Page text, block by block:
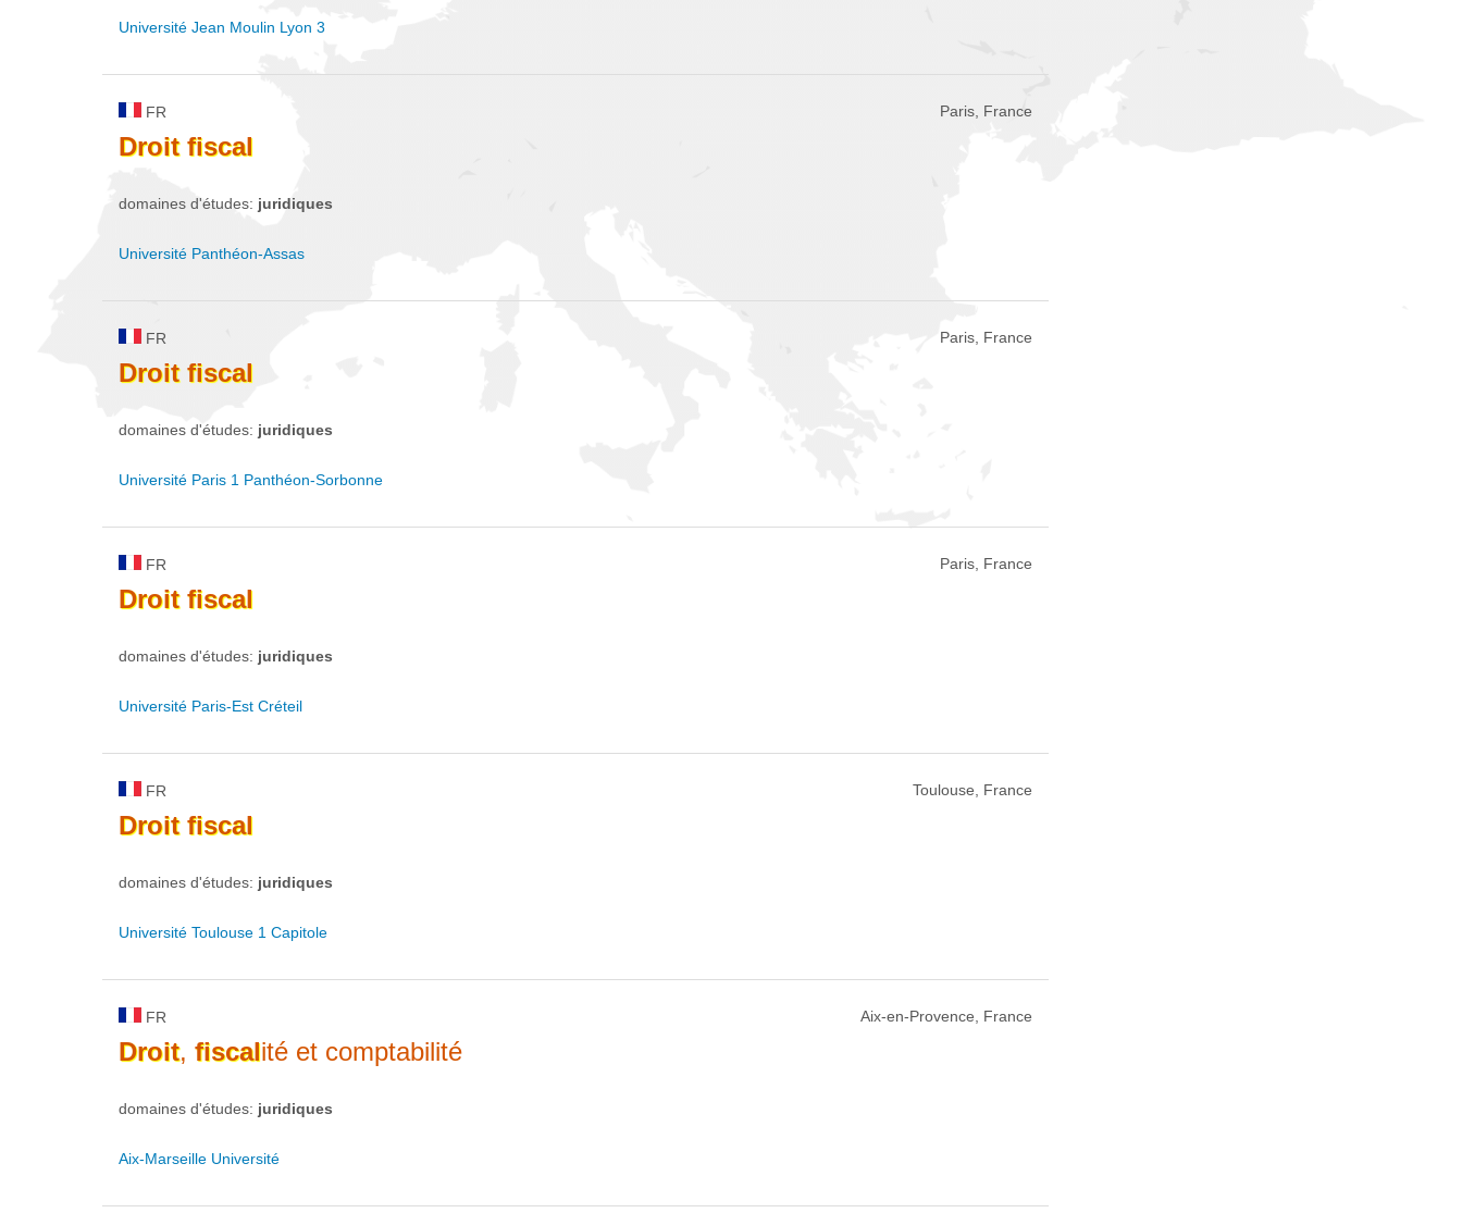
Université Jean Moulin Lyon 3
FR Paris, France
Droit fiscal
domaines d'études: juridiques
Université Panthéon-Assas
FR Paris, France
Droit fiscal
domaines d'études: juridiques
Université Paris 1 Panthéon-Sorbonne
FR Paris, France
Droit fiscal
domaines d'études: juridiques
Université Paris-Est Créteil
FR Toulouse, France
Droit fiscal
domaines d'études: juridiques
Université Toulouse 1 Capitole
FR Aix-en-Provence, France
Droit, fiscalité et comptabilité
domaines d'études: juridiques
Aix-Marseille Université